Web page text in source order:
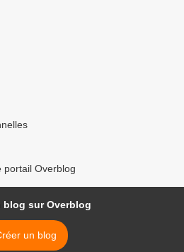
portail Overblog
blog sur Overblog
un blog